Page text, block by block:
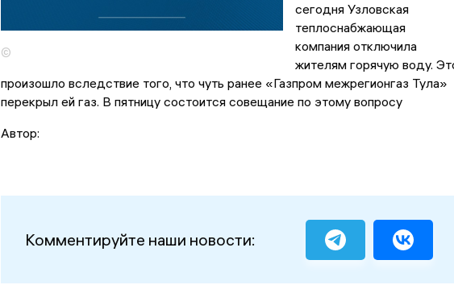
©
сегодня Узловская
теплоснабжающая
компания отключила
жителям горячую воду.
произошло вследствие того, что чуть ранее «Газпром межрегионгаз Тула»
перекрыл ей газ. В пятницу состоится совещание по этому вопросу
Автор:
Комментируйте наши новости: